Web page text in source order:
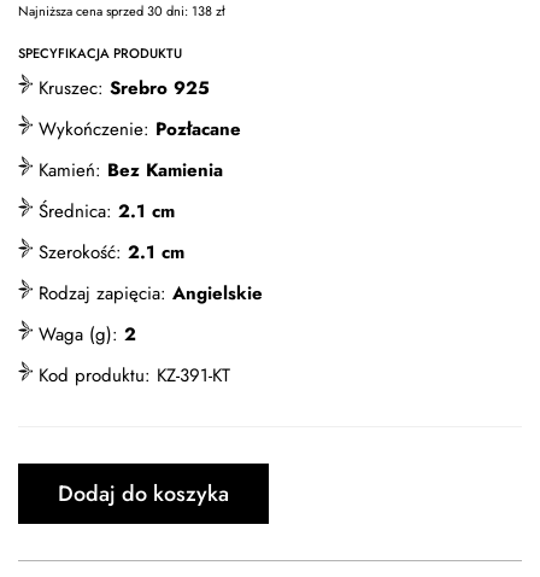
Najniższa cena sprzed 30 dni:138zł
SPECYFIKACJA PRODUKTU
Kruszec: Srebro 925
Wykończenie: Pozłacane
Kamień: Bez Kamienia
Średnica: 2.1 cm
Szerokość: 2.1 cm
Rodzaj zapięcia: Angielskie
Waga (g): 2
Kod produktu: KZ-391-KT
Dodaj do koszyka